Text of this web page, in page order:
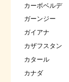
カーボベルデ
ガーンジー
ガイアナ
カザフスタン
カタール
カナダ